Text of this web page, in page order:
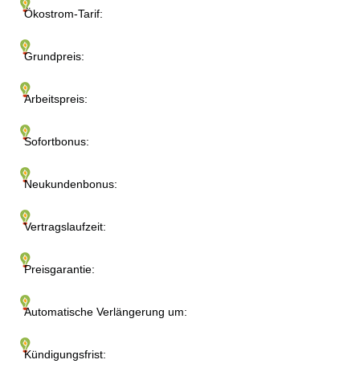
Ökostrom-Tarif:
Grundpreis:
Arbeitspreis:
Sofortbonus:
Neukundenbonus:
Vertragslaufzeit:
Preisgarantie:
Automatische Verlängerung um:
Kündigungsfrist: